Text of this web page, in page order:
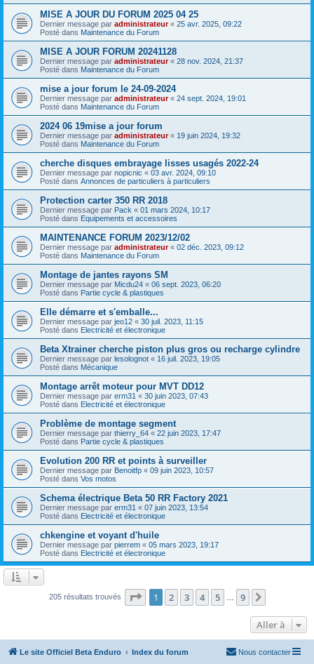
MISE A JOUR DU FORUM 2025 04 25
Dernier message par administrateur« 25 avr. 2025, 09:22
Posté dans Maintenance du Forum
MISE A JOUR FORUM 20241128
Dernier message par administrateur« 28 nov. 2024, 21:37
Posté dans Maintenance du Forum
mise a jour forum le 24-09-2024
Dernier message par administrateur« 24 sept. 2024, 19:01
Posté dans Maintenance du Forum
2024 06 19mise a jour forum
Dernier message par administrateur« 19 juin 2024, 19:32
Posté dans Maintenance du Forum
cherche disques embrayage lisses usagés 2022-24
Dernier message par nopicnic « 03 avr. 2024, 09:10
Posté dans Annonces de particuliers à particuliers
Protection carter 350 RR 2018
Dernier message par Pack « 01 mars 2024, 10:17
Posté dans Equipements et accessoires
MAINTENANCE FORUM 2023/12/02
Dernier message par administrateur« 02 déc. 2023, 09:12
Posté dans Maintenance du Forum
Montage de jantes rayons SM
Dernier message par Micdu24 « 06 sept. 2023, 06:20
Posté dans Partie cycle & plastiques
Elle démarre et s'emballe...
Dernier message par jeo12 « 30 juil. 2023, 11:15
Posté dans Electricité et électronique
Beta Xtrainer cherche piston plus gros ou recharge cylindre
Dernier message par lesolognot « 16 juil. 2023, 19:05
Posté dans Mécanique
Montage arrêt moteur pour MVT DD12
Dernier message par erm31 « 30 juin 2023, 07:43
Posté dans Electricité et électronique
Problème de montage segment
Dernier message par thierry_64 « 22 juin 2023, 17:47
Posté dans Partie cycle & plastiques
Evolution 200 RR et points à surveiller
Dernier message par Benoitfp « 09 juin 2023, 10:57
Posté dans Vos motos
Schema électrique Beta 50 RR Factory 2021
Dernier message par erm31 « 07 juin 2023, 13:54
Posté dans Electricité et électronique
chkengine et voyant d'huile
Dernier message par pierrem « 05 mars 2023, 19:17
Posté dans Electricité et électronique
205 résultats trouvés Page 1sur9
1 2 3 4 5 9
Aller à
Le site Officiel Beta Enduro Index du forum Nous contacter